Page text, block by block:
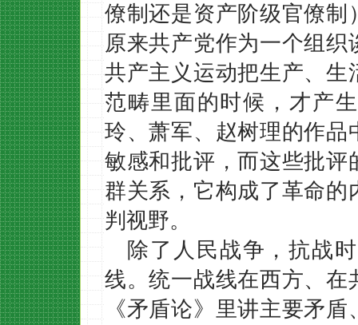
僚制还是资产阶级官僚
原来共产党作为一个组
共产主义运动把生产、
范畴里面的时候，才产
玲、萧军、赵树理的作
敏感和批评，而这些批
群关系，它构成了革命
判视野。
除了人民战争，抗战
线。统一战线在西方、
《矛盾论》里讲主要矛